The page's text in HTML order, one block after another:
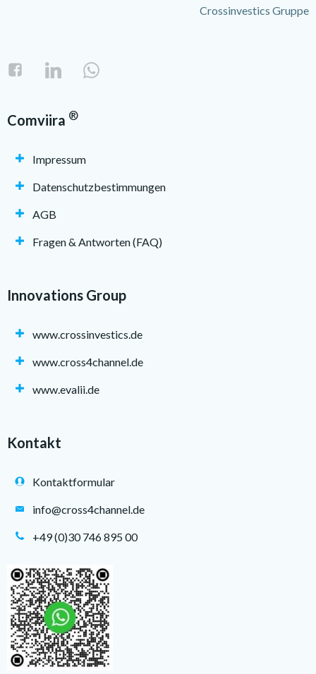
Crossinvestics Gruppe
Comviira ®
Impressum
Datenschutzbestimmungen
AGB
Fragen & Antworten (FAQ)
Innovations Group
www.crossinvestics.de
www.cross4channel.de
www.evalii.de
Kontakt
Kontaktformular
info@cross4channel.de
+49 (0)30 746 895 00